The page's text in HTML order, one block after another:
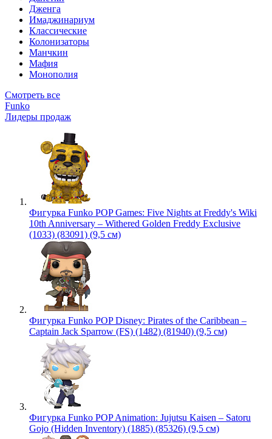
Дженга
Имаджинариум
Классические
Колонизаторы
Манчкин
Мафия
Монополия
Смотреть все
Funko
Лидеры продаж
Фигурка Funko POP Games: Five Nights at Freddy's Wiki
10th Anniversary – Withered Golden Freddy Exclusive
(1033) (83091) (9,5 см)
Фигурка Funko POP Disney: Pirates of the Caribbean –
Captain Jack Sparrow (FS) (1482) (81940) (9,5 см)
Фигурка Funko POP Animation: Jujutsu Kaisen – Satoru
Gojo (Hidden Inventory) (1885) (85326) (9,5 см)